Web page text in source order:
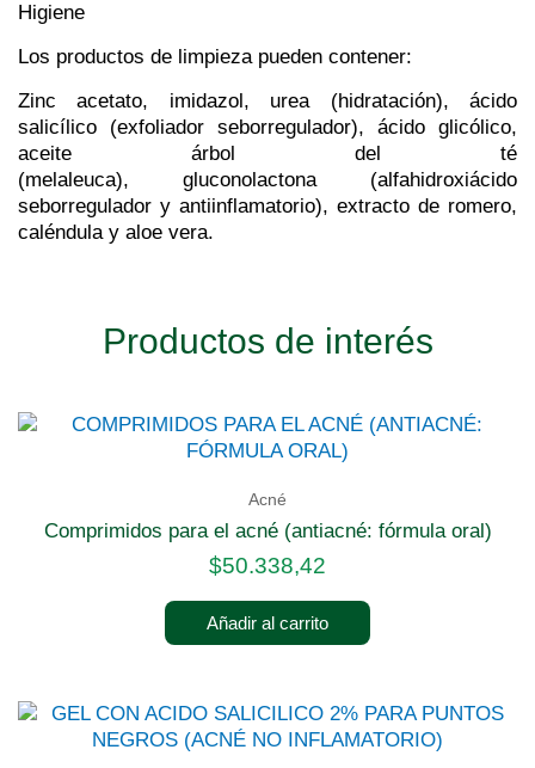
Higiene
Los productos de limpieza pueden contener:
Zinc acetato, imidazol, urea(hidratación),ácido
salicílico (exfoliador seborregulador), ácido glicólico,
aceite árbol del té
(melaleuca), gluconolactona(alfahidroxiácido
seborregulador y antiinflamatorio), extracto de romero,
caléndula y aloe vera.
Productos de interés
Acné
comprimidos para el acné (antiacné: fórmula oral)
$50.338,42
Añadir al carrito